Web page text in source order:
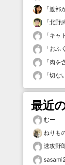
「渡部
「北野
「キャ
「おふ
「肉を
「切な
最近
むー
ねりも
速攻野